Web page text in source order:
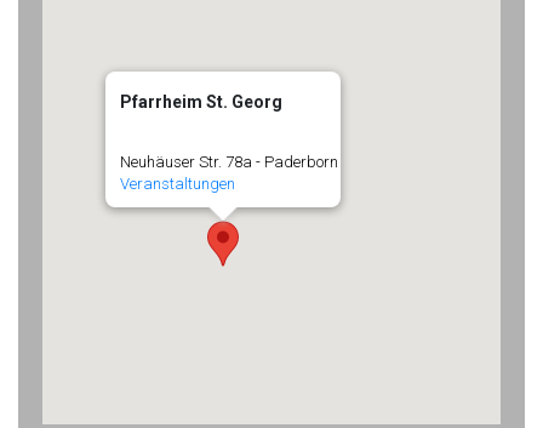
Pfarrheim St. Georg
Neuhäuser Str. 78a - Paderborn
Veranstaltungen